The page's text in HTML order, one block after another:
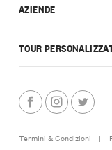
AZIENDE
TOUR
Termini & Condizioni |